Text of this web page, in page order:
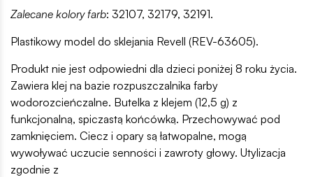
Zalecane kolory farb: 32107, 32179, 32191.
Plastikowy model do sklejania Revell (REV-63605).
Produkt nie jest odpowiedni dla dzieci poniżej 8 roku życia.
Zawiera klej na bazie rozpuszczalnika farby
wodorozcieńczalne. Butelka z klejem (12,5 g) z
funkcjonalną, spiczastą końcówką. Przechowywać pod
zamknięciem. Ciecz i opary są łatwopalne, mogą
wywoływać uczucie senności i zawroty głowy. Utylizacja
zgodnie z